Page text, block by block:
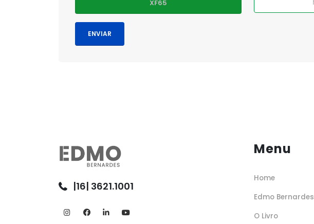
|16| 3621.1001
Menu
Home
Edmo Bernardes
O Livro